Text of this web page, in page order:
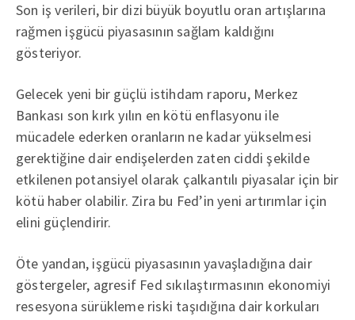
Son iş verileri, bir dizi büyük boyutlu oran artışlarına
rağmen işgücü piyasasının sağlam kaldığını
gösteriyor.
Gelecek yeni bir güçlü istihdam raporu, Merkez
Bankası son kırk yılın en kötü enflasyonu ile
mücadele ederken oranların ne kadar yükselmesi
gerektiğine dair endişelerden zaten ciddi şekilde
etkilenen potansiyel olarak çalkantılı piyasalar için bir
kötü haber olabilir. Zira bu Fed’in yeni artırımlar için
elini güçlendirir.
Öte yandan, işgücü piyasasının yavaşladığına dair
göstergeler, agresif Fed sıkılaştırmasının ekonomiyi
resesyona sürükleme riski taşıdığına dair korkuları